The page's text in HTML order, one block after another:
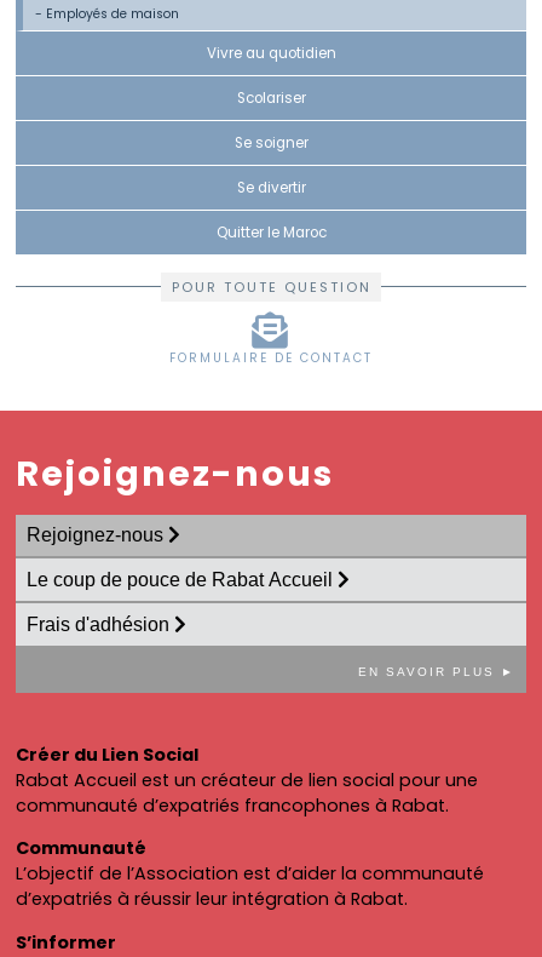
- Employés de maison
Vivre au quotidien
Scolariser
Se soigner
Se divertir
Quitter le Maroc
POUR TOUTE QUESTION
FORMULAIRE DE CONTACT
Rejoignez-nous
Rejoignez-nous
Le coup de pouce de Rabat Accueil
Frais d'adhésion
EN SAVOIR PLUS ►
Créer du Lien Social
Rabat Accueil est un créateur de lien social pour une
communauté d’expatriés francophones à Rabat.
Communauté
L’objectif de l’Association est d’aider la communauté
d’expatriés à réussir leur intégration à Rabat.
S’informer